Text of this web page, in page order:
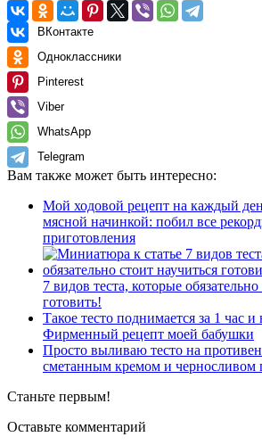
ВКонтакте
Одноклассники
Pinterest
Viber
WhatsApp
Telegram
Вам также может быть интересно:
Мой ходовой рецепт на каждый
мясной начинкой: побил все
приготовления
7 видов теста, которые
готовить!
Такое тесто поднимается за 1 час
Фирменный рецепт моей бабушки
Просто выливаю тесто на
сметанным кремом и черносливом
Станьте первым!
Оставьте комментарий